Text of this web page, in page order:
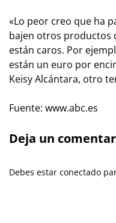
«Lo peor creo que ha
bajen otros productos
están caros. Por
están un euro por
Keisy Alcántara, otro
Fuente: www.abc.es
Deja un
Debes estar conectado